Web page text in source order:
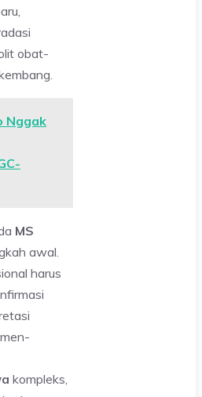
obat-
Nggak
MS
awal.
harus
kompleks,